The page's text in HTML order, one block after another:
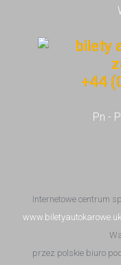
+44
Pn -
Internetowe centrum
www.biletyautokarowe.uk
przez polskie biuro